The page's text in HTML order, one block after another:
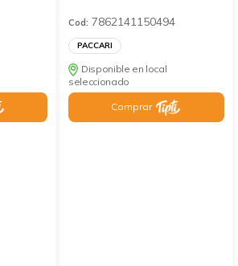
Cod: 7862141150494
PACCARI
Disponible en local
seleccionado
Comprar